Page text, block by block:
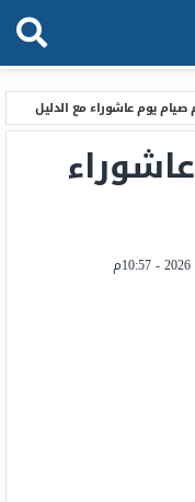
صيام يوم عاشوراء مع الدليل